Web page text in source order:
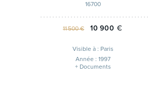
16700
11 500 € 10 900 €
Visible à : Paris
Année : 1997
+ Documents